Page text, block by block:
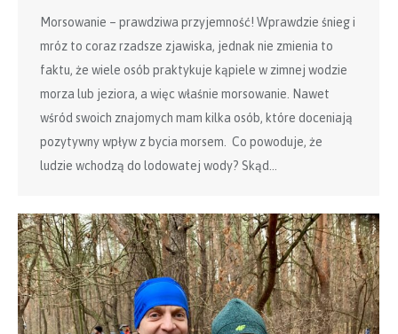
Morsowanie – prawdziwa przyjemność! Wprawdzie śnieg i
mróz to coraz rzadsze zjawiska, jednak nie zmienia to
faktu, że wiele osób praktykuje kąpiele w zimnej wodzie
morza lub jeziora, a więc właśnie morsowanie. Nawet
wśród swoich znajomych mam kilka osób, które doceniają
pozytywny wpływ z bycia morsem. Co powoduje, że
ludzie wchodzą do lodowatej wody? Skąd…